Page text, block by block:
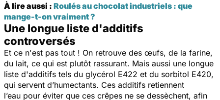
À lire aussi : Roulés au chocolat industriels : que
mange-t-on vraiment ?
Une longue liste d'additifs
controversés
Et ce n'est pas tout ! On retrouve des œufs, de la farine,
du lait, ce qui est plutôt rassurant. Mais aussi une longue
liste d'additifs tels du glycérol E422 et du sorbitol E420,
qui servent d’humectants. Ces additifs retiennent
l’eau pour éviter que ces crêpes ne se dessèchent, afin